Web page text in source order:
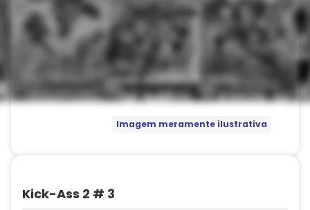
Imagem meramente ilustrativa
Kick-Ass 2 # 3